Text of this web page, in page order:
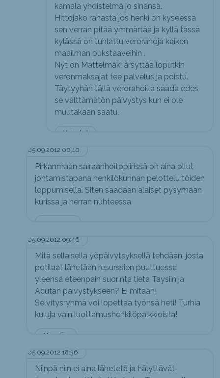
Voi sylvi!
kamala yhdistelmä jo sinänsä.
Hittojako rahasta jos henki on kyseessä
sen verran pitää ymmärtää ja kyllä tässä
kylässä on tuhlattu verorahoja kaiken
maailman pukstaaveihin .
Nyt on Mattelmäki ärsyttää loputkin
veronmaksajat tee palvelus ja poistu.
Täytyyhän tällä verorahoilla saada edes
se välttämätön päivystys kun ei ole
muutakaan saatu.
05.09.2012 00:10
Pirkanmaan sairaanhoitopiirissä on aina ollut
johtamistapana henkilökunnan pelottelu töiden
loppumisella. Siten saadaan alaiset pysymään
kurissa ja herran nuhteessa.
05.09.2012 09:46
Nimetön
Mitä sellaisella yöpäivytsyksellä tehdään, josta
potilaat lähetään resurssien puuttuessa
yleensä eteenpäin suorinta tietä Taysiin ja
Acutan päivystykseen? Ei mitään!
Selvitysryhmä voi lopettaa työnsä heti! Turhia
kuluja vain luottamushenkilöpalkkioista!
05.09.2012 18:36
Niinpä niin ei aina lähetetä ja hälyttävät